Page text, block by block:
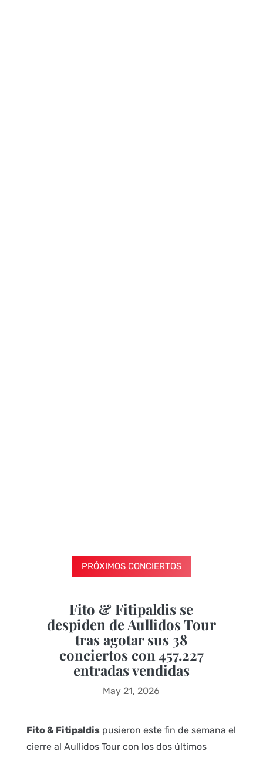
PRÓXIMOS CONCIERTOS
Fito & Fitipaldis se
despiden de Aullidos Tour
tras agotar sus 38
conciertos con 457.227
entradas vendidas
May 21, 2026
Fito & Fitipaldispusieron este fin de semana el
cierre al Aullidos Tour con los dos últimos